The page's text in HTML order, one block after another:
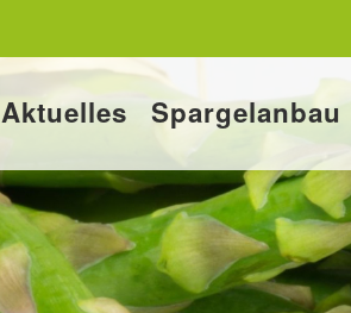
Aktuelles Spargelanbau